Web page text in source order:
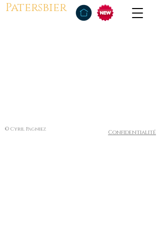
Patersbier
© Cyril Pagniez Confidentialité